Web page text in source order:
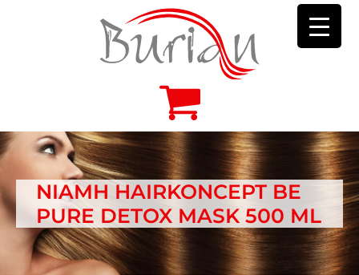
NIAMH HAIRKONCEPT BE
PURE DETOX MASK 500 ML